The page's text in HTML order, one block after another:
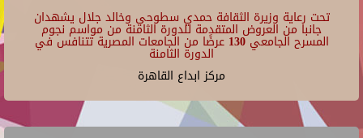
تحت رعاية وزيرة الثقافة حمدي سطوحي وخالد جلال يشهدان
جانبا من العروض المتقدمة للدورة الثامنة من مواسم نجوم
المسرح الجامعي 130 عرضًا من الجامعات المصرية تتنافس في
الدورة الثامنة
مركز ابداع القاهرة